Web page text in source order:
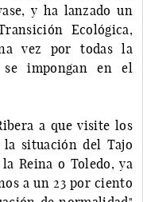
y ha lanzado un
Ecológica,
vez por todas la
impongan en el
a que visite los
la situación del Tajo
Reina o Toledo, ya
a un 23 por ciento